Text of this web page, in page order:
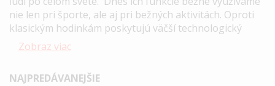
nie len pri športe, ale aj pri bežných aktivitách. Oproti
klasickým hodinkám poskytujú väčší technologický
Zobraz viac
NAJPREDÁVANEJŠIE